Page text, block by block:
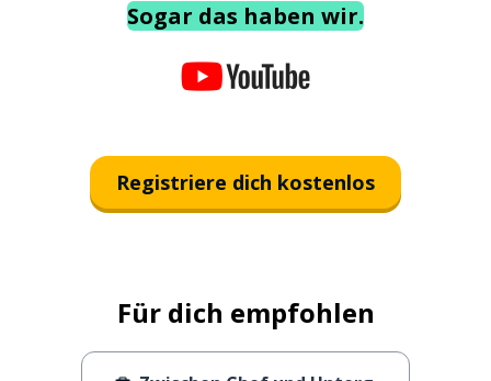
Sogar das haben wir.
Registriere dich kostenlos
Für dich empfohlen